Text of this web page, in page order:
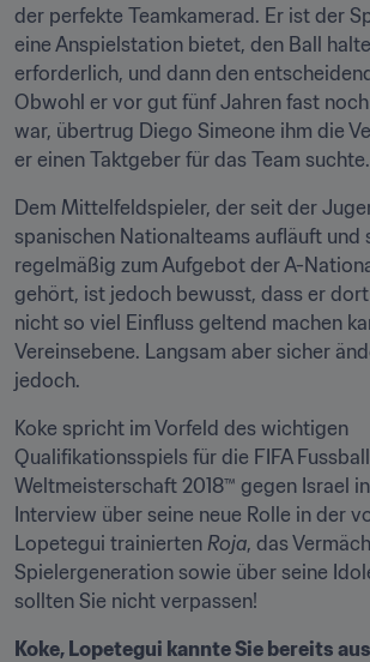
der perfekte Teamkamerad. Er ist der
eine Anspielstation bietet, den Ball
erforderlich, und dann den
Obwohl er vor gut fünf Jahren fast
war, übertrug Diego Simeone ihm die
er einen Taktgeber für das Team suchte.
Dem Mittelfeldspieler, der seit der
spanischen Nationalteams aufläuft und
regelmäßig zum Aufgebot der A-
gehört, ist jedoch bewusst, dass er
nicht so viel Einfluss geltend machen
Vereinsebene. Langsam aber sicher
jedoch.
Koke spricht im Vorfeld des wichtigen
Qualifikationsspiels für die FIFA
Weltmeisterschaft 2018™ gegen Israel
Interview über seine neue Rolle in der
Lopetegui trainierten Roja, das
Spielergeneration sowie über seine
sollten Sie nicht verpassen!
Koke, Lopetegui kannte Sie bereits